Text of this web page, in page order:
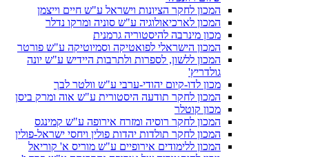
המכון לחקר הציונות וישראל ע"ש חיים וייצמן
המכון לארכיאולוגיה ע"ש סוניה ומרקו נדלר
מכון מינרבה להיסטוריה גרמנית
המכון הישראלי לפואטיקה וסמיוטיקה ע"ש פורטר
המכון ללשון, לספרות ולתרבות היידיש ע"ש יונה
גולדריץ'
מכון לדו-קיום יהודי-ערבי ע"ש וולטר לבך
המכון לחקר תודעה היסטורית ע"ש אוה ומרק ביסן
מכון קוטלר
המכון לחקר רוסיה ומזרח אירופה ע"ש קמינגס
המכון לחקר תולדות יהדות פולין ויחסי ישראל-פולין
המכון ללימודים אירופיים ע"ש מוריס א' קוריאל